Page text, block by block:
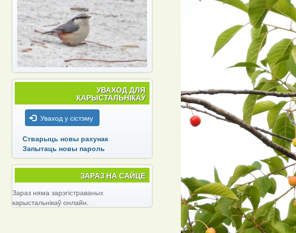
УВАХОД ДЛЯ
КАРЫСТАЛЬНІКАЎ
Уваход у сістэму
Стварыць новы рахунак
Запытаць новы пароль
ЗАРАЗ НА САЙЦЕ
Зараз няма зарэгістраваных
карыстальнікаў онлайн.